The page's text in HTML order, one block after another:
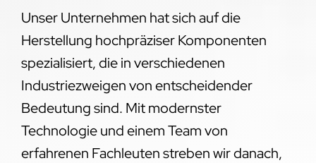
Unser Unternehmen hat sich auf die
Herstellung hochpräziser Komponenten
spezialisiert, die in verschiedenen
Industriezweigen von entscheidender
Bedeutung sind. Mit modernster
Technologie und einem Team von
erfahrenen Fachleuten streben wir danach,